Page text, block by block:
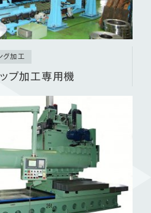
グ加工
ップ加工専用機